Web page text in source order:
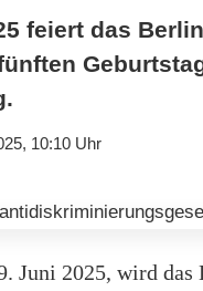
feiert das
10:10 Uhr
Juni 2025, wird